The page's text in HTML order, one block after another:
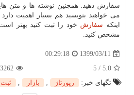
سفارش دهید. همچنین نوشته ها و متن
می خواهید بنویسید هم بسیار اهمیت
اینکه سفارش خود را ثبت کنید بهتر
مشخص کنید.
1399/03/11
00:29:18
5.0
/
5
3262
تگهای خبر:
رپورتاژ , بازار , ثبت